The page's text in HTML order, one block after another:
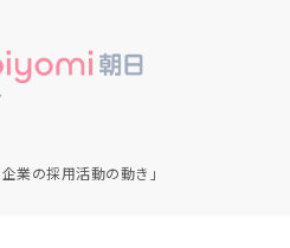
業の採用活動の動き」